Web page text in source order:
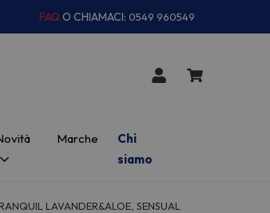
FAQ O CHIAMACI: 0549 960549
Marche
Chi
siamo
LAVANDER&ALOE, SENSUAL